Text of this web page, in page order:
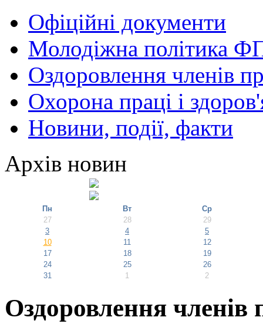
Офіційні документи
Молодіжна політика
Оздоровлення членів
Охорона праці і
Новини, події, факти
Архів новин
Пн Вт
Ср
27
28
29
3
4
5
10
11
12
17
18
19
24
25
26
31
1 2
Оздоровлення членів